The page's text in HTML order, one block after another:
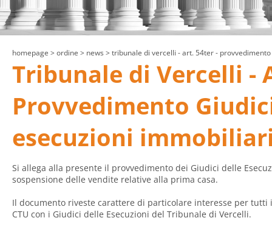
homepage > ordine > news > tribunale di vercelli - art. 54ter -
Tribunale di Vercelli -
Provvedimento
esecuzioni
Si allega alla presente il provvedimento dei Giudici delle
sospensione delle vendite relative alla prima casa.
Il documento riveste carattere di particolare interesse per tutti
CTU con i Giudici delle Esecuzioni del Tribunale di Vercelli.